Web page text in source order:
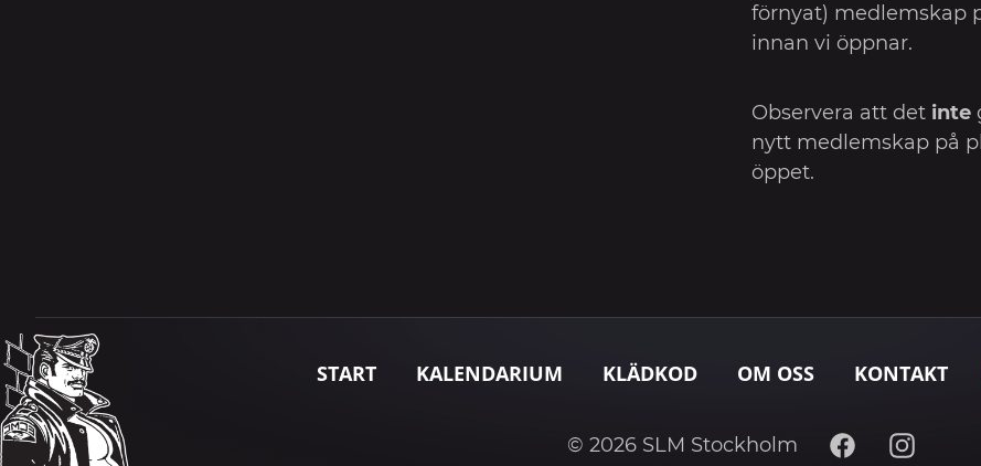
förnyat) medlemskap
innan vi öppnar.
Observera att det inte
nytt medlemskap på
öppet.
START KALENDARIUM KLÄDKOD OM OSS KONTAKT
© 2026 SLM Stockholm FacebookInstagram